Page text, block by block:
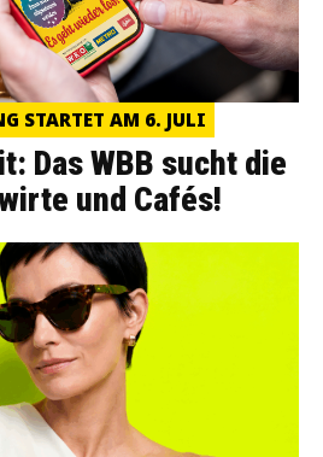
STARTET AM 6. JULI
Das WBB sucht die
und Cafés!